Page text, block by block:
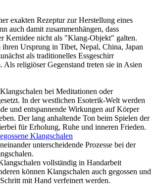
exakten Rezeptur zur Herstellung eines
auch damit zusammenhängen, dass
Kernidee nicht als "Klang-Objekt" galten.
ihren Ursprung in Tibet, Nepal, China, Japan
als traditionelles Essgeschirr
Als religiöser Gegenstand treten sie in Asien
bei Meditationen oder
In der westlichen Esoterik-Welt werden
und entspannende Wirkungen auf Körper
Der lang anhaltende Ton beim Spielen der
für Erholung, Ruhe und inneren Frieden.
Klangschalen
unterscheidende Prozesse bei der
vollständig in Handarbeit
können Klangschalen auch gegossen und
mit Hand verfeinert werden.